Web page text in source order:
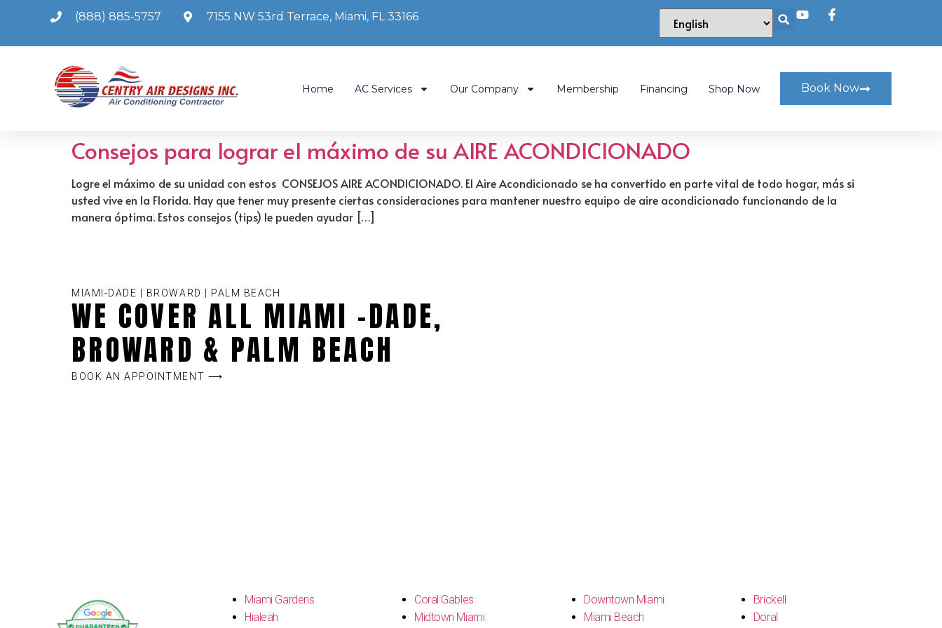
(888) 885-5757 7155 NW 53rd Terrace, Miami, FL 33166
Home AC Services Our Company Membership Financing Shop Now Book Now
Consejos para lograr el máximo de su AIRE ACONDICIONADO
Logre el máximo de su unidad con estos CONSEJOS AIRE ACONDICIONADO. El Aire Acondicionado se ha convertido en parte vital de todo hogar, más si
usted vive en la Florida. Hay que tener muy presente ciertas consideraciones para mantener nuestro equipo de aire acondicionado funcionando de la
manera óptima. Estos consejos (tips) le pueden ayudar […]
MIAMI-DADE | BROWARD | PALM BEACH
WE COVER ALL MIAMI -DADE,
BROWARD & PALM BEACH
BOOK AN APPOINTMENT ⟶
Miami Gardens
Hialeah
Coral Gables
Midtown Miami
Downtown Miami
Miami Beach
Brickell
Doral